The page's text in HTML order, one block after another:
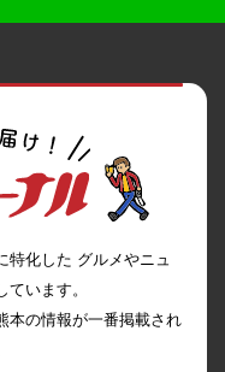
特化した グルメやニュ
います。
本の情報が一番掲載され